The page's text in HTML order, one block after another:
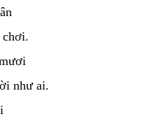
chơi.
như ai.